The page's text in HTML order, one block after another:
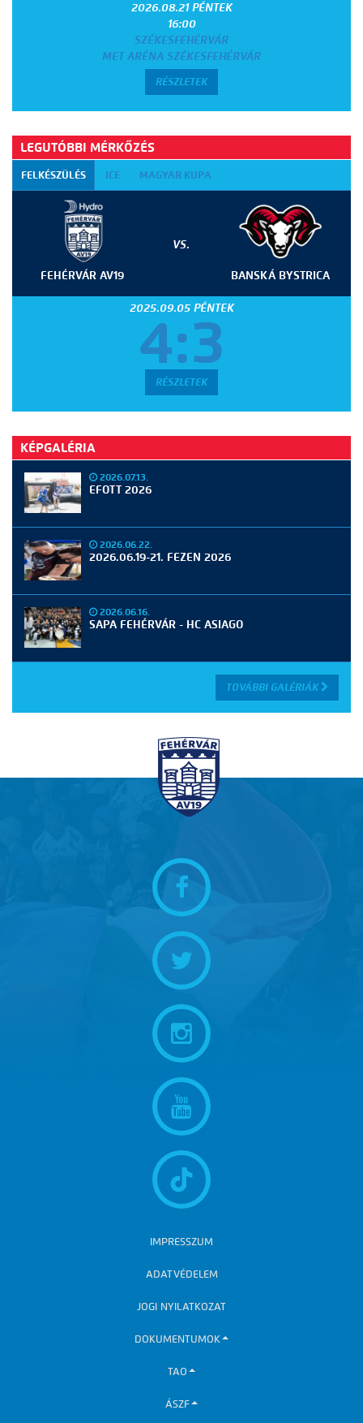
2026.08.21 PÉNTEK
16:00
SZÉKESFEHÉRVÁR
MET ARÉNA SZÉKESFEHÉRVÁR
RÉSZLETEK
LEGUTÓBBI MÉRKŐZÉS
FELKÉSZÜLÉS ICE MAGYAR KUPA
FEHÉRVÁR AV19
VS.
BANSKÁ BYSTRICA
2025.09.05 PÉNTEK
4:3
RÉSZLETEK
KÉPGALÉRIA
2026.07.13.
EFOTT 2026
2026.06.22.
2026.06.19-21. FEZEN 2026
2026.06.16.
SAPA FEHÉRVÁR - HC ASIAGO
TOVÁBBI GALÉRIÁK
IMPRESSZUM
ADATVÉDELEM
JOGI NYILATKOZAT
DOKUMENTUMOK
TAO
ÁSZF